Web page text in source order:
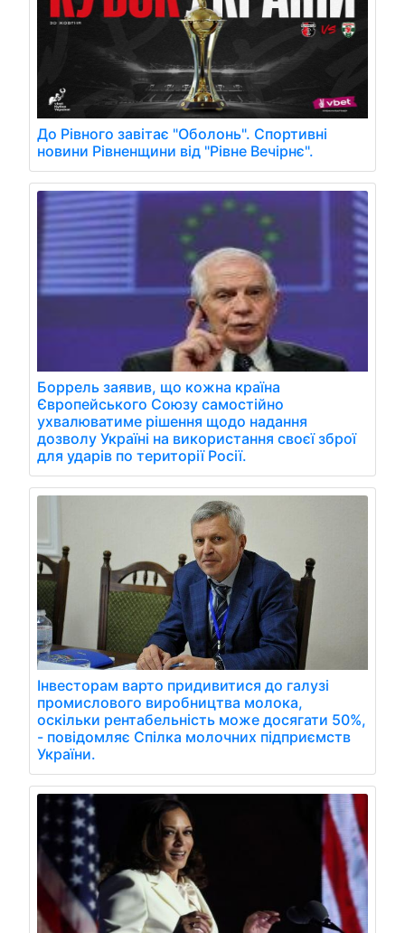
До Рівного завітає "Оболонь". Спортивні
новини Рівненщини від "Рівне Вечірнє".
Боррель заявив, що кожна країна
Європейського Союзу самостійно
ухвалюватиме рішення щодо надання
дозволу Україні на використання своєї зброї
для ударів по території Росії.
Інвесторам варто придивитися до галузі
промислового виробництва молока,
оскільки рентабельність може досягати 50%,
- повідомляє Спілка молочних підприємств
України.